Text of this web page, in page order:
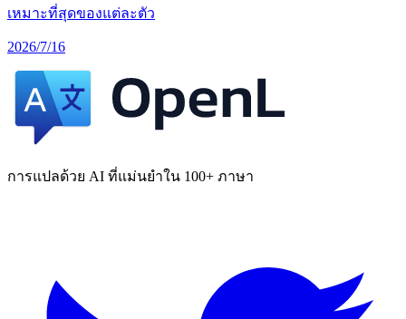
เหมาะที่สุดของแต่ละตัว
2026/7/16
การแปลด้วย AI ที่แม่นยำใน 100+ ภาษา